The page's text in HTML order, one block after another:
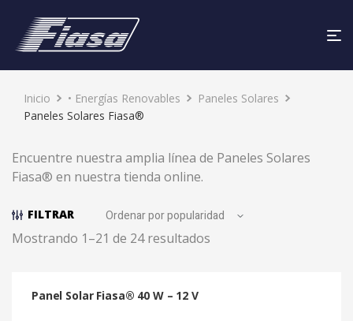
Inicio • Energías Renovables
Paneles Solares
Paneles Solares Fiasa®
Encuentre nuestra amplia línea de Paneles Solares
Fiasa® en nuestra tienda online.
FILTRAR
Mostrando 1–21 de 24 resultados
Panel Solar Fiasa® 40 W – 12 V